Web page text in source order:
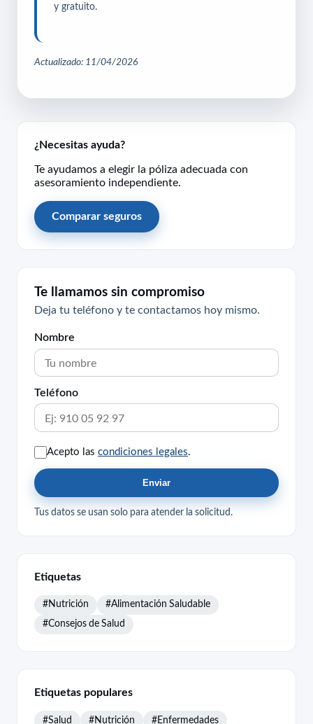
y gratuito.
Actualizado: 11/04/2026
¿Necesitas ayuda?
Te ayudamos a elegir la póliza adecuada con
asesoramiento independiente.
Comparar seguros
Te llamamos sin compromiso
Deja tu teléfono y te contactamos hoy mismo.
Nombre
Teléfono
Acepto las condiciones legales.
Enviar
Tus datos se usan solo para atender la solicitud.
Etiquetas
#Nutrición #Alimentación Saludable
#Consejos de Salud
Etiquetas populares
#Salud #Nutrición #Enfermedades